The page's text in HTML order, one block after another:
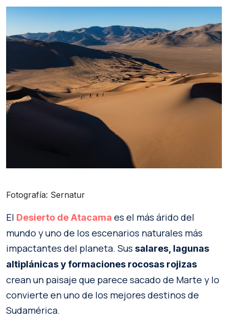
Fotografía: Sernatur
El Desierto de Atacama es el más árido del
mundo y uno de los escenarios naturales más
impactantes del planeta. Sus salares, lagunas
altiplánicas y formaciones rocosas rojizas
crean un paisaje que parece sacado de Marte y lo
convierte en uno de los mejores destinos de
Sudamérica.